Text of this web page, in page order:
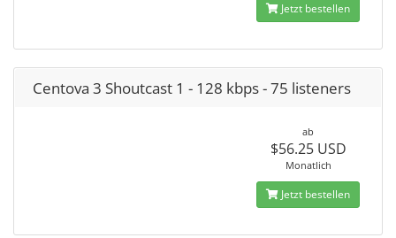
Jetzt bestellen
Centova 3 Shoutcast 1 - 128 kbps - 75 listeners
ab
$56.25 USD
Monatlich
Jetzt bestellen